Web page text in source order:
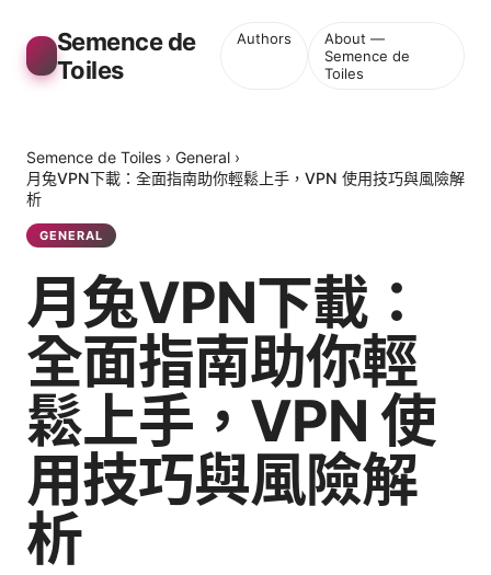
Semence de
Toiles
Authors
About —
Semence de
Toiles
Semence de Toiles › General ›
月兔VPN下載：全面指南助你輕鬆上手，VPN 使用技巧與風險解
析
GENERAL
月兔VPN下載：
全面指南助你輕
鬆上手，VPN 使
用技巧與風險解
析